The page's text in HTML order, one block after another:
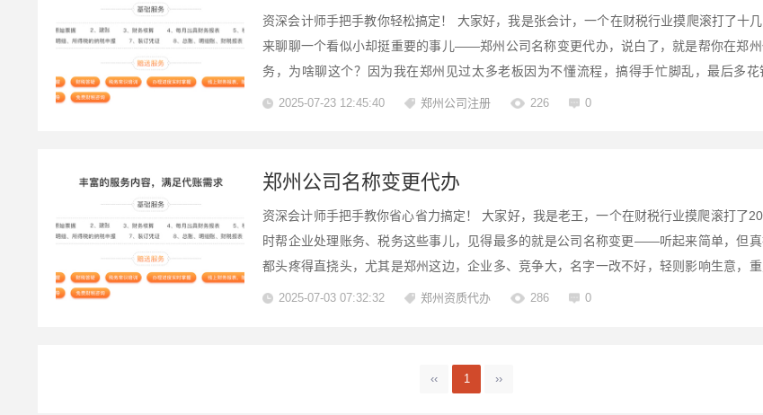
资深会计师手把手教你轻松搞定！ 大家好，我是张会计，一个在财税行业摸爬滚打了十
来聊聊一个看似小却挺重要的事儿——郑州公司名称变更代办，说白了，就是帮你在郑
务，为啥聊这个？因为我在郑州见过太多老板因为不懂流程，搞得手忙脚乱，最后多花
年，我帮一家做电商的小公司代办变更，他们原本叫“郑州好运来贸易”，想改成“中原智创
2025-07-23 12:45:40 郑州公司注册 226 0
郑州公司名称变更代办
资深会计师手把手教你省心省力搞定！ 大家好，我是老王，一个在财税行业摸爬滚打了
时帮企业处理账务、税务这些事儿，见得最多的就是公司名称变更——听起来简单，但
都头疼得直挠头，尤其是郑州这边，企业多、竞争大，名字一改不好，轻则影响生意，重
大白话，跟你唠唠郑州公司名称变更代办的那些门道，为啥找代办？怎么选靠谱的代办？
2025-07-03 07:32:32 郑州资质代办 286 0
‹‹ 1 ››